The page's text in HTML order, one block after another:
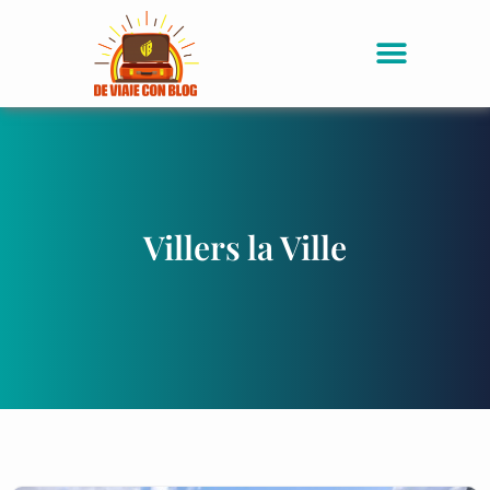
Villers la Ville